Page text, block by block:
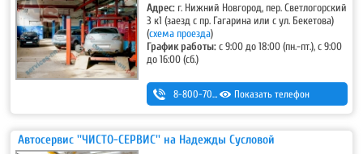
Адрес: г. Нижний Новгород, пер. Светлогорский
3 к1 (заезд с пр. Гагарина или с ул. Бекетова)
(схема проезда)
График работы:с 9:00 до 18:00 (пн.-пт.), с 9:00
до 16:00 (сб.)
8-800-700-11-42 Показать телефон
Автосервис ''ЧИСТО-СЕРВИС'' на Надежды Сусловой